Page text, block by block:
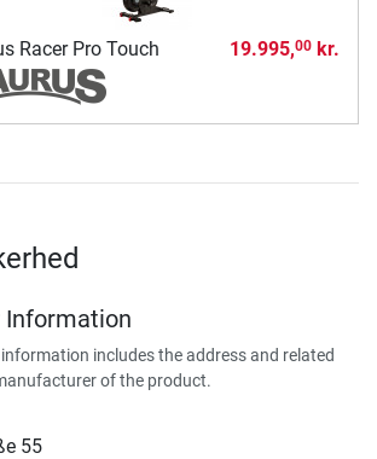
Racer Pro Touch 19.995,00kr.
includes the address and related
of the product.
55